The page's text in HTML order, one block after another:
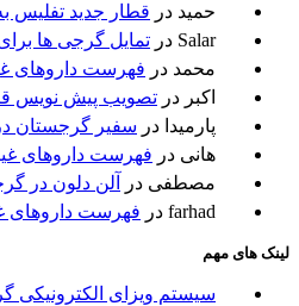
حمید در قطار جدید تفلیس
Salar در تمایل گرجی ها
محمد در فهرست داروهای
اکبر در تصویب پیش نویس
پارمیدا در سفیر گرجستان
هانی در فهرست داروهای
مصطفی در
آلن دلون در
farhad در فهرست داروهای
لینک های مهم
سیستم ویزای الکترونیکی